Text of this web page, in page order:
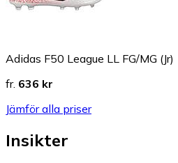
Adidas F50 League LL FG/MG (Jr)
fr. 636 kr
Jämför alla priser
Insikter